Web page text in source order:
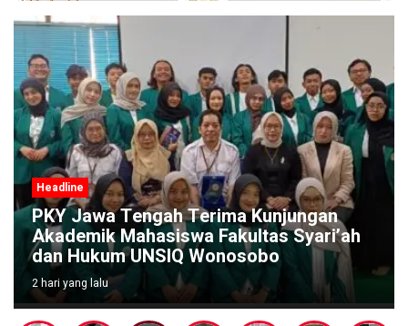
Headline
PKY Jawa Tengah Terima Kunjungan
Akademik Mahasiswa Fakultas Syari’ah
dan Hukum UNSIQ Wonosobo
2 hari yang lalu